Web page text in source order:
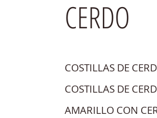
CERDO
COSTILLAS DE
COSTILLAS DE
AMARILLO CON